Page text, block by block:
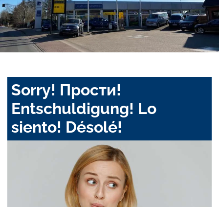
Sorry! Прости!
Entschuldigung! Lo
siento! Désolé!